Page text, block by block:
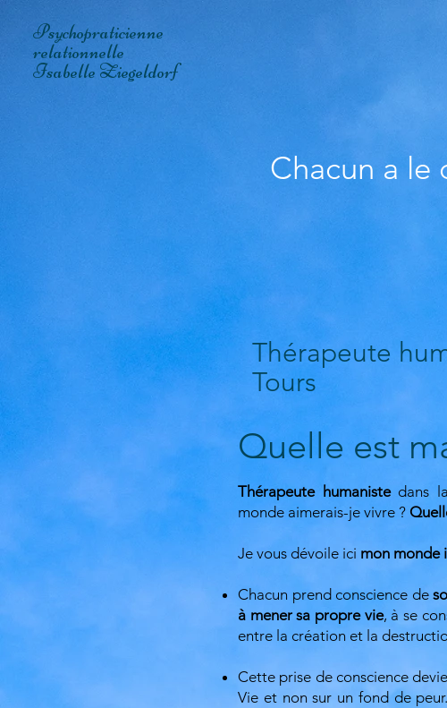
Psychopraticienne
relationnelle
Isabelle Ziegeldorf
Chacun a le
Quelle est
Thérapeute humanistedans la
monde aimerais-je vivre ?
Je vous dévoile ici mon monde
Chacun prend conscience de
à mener sa propre vie, à se
entre la création et la
Cette prise de conscience
Vie et non sur un fond de
Thérapeute
Tours